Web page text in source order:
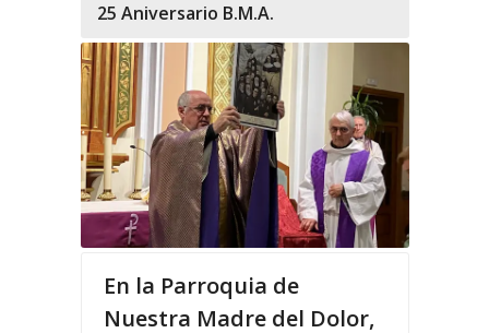
25 Aniversario B.M.A.
En la Parroquia de
Nuestra Madre del Dolor,